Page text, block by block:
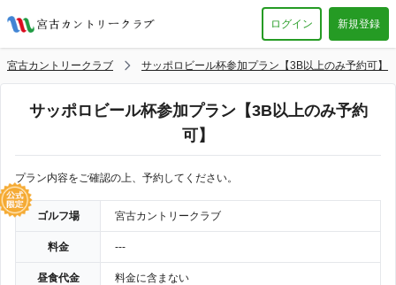
ログイン 新規登録
宮古カントリークラブ サッポロビール杯参加プラン【3B以上のみ予約可】
サッポロビール杯参加プラン【3B以上のみ予約
可】
プラン内容をご確認の上、予約してください。
ゴルフ場 宮古カントリークラブ
料金 ---
昼食代金 料金に含まない